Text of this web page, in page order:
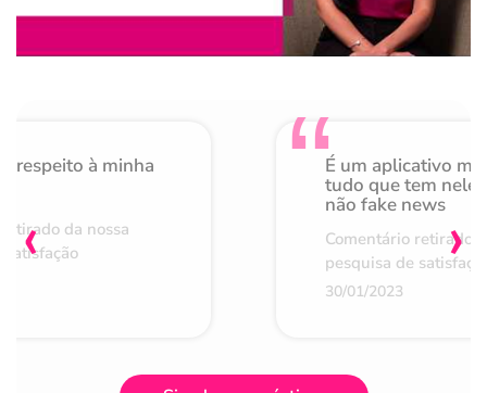
respeito à minha
da nossa
É um aplicativo
tudo que tem nele
não fake news
Comentário retirado
pesquisa de
30/01/2023
‹ ›